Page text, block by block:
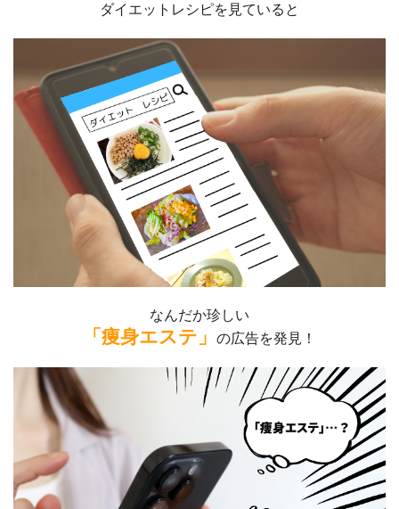
ダイエットレシピを見ていると
なんだか珍しい
「痩身エステ」 の広告を発見！